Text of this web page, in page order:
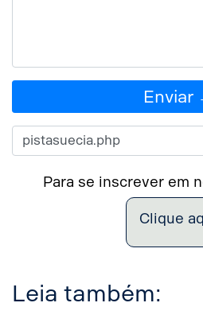
Enviar
Para se inscrever em
Clique
Leia também: